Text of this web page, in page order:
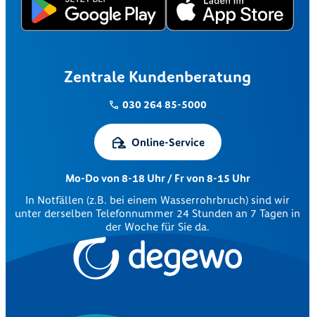
Zentrale Kundenberatung
030 264 85-5000
Online-Service
Mo-Do von 8-18 Uhr / Fr von 8-15 Uhr
In Notfällen (z.B. bei einem Wasserrohrbruch) sind wir
unter derselben Telefonnummer 24 Stunden an 7 Tagen in
der Woche für Sie da.